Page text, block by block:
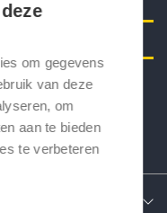
om gegevens
van deze
om
aan te bieden
te verbeteren